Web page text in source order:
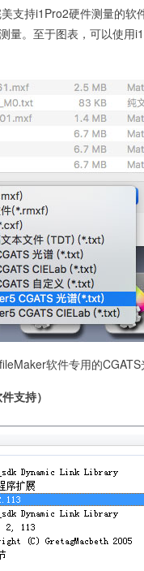
支持i1Pro2硬件测量的
量。至于图表，可以使用
软件专用的
支持）